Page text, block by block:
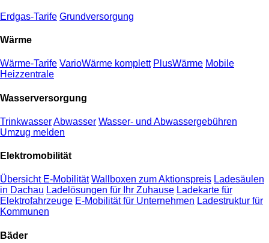
Erdgas-Tarife Grundversorgung
Wärme
Wärme-Tarife VarioWärme komplett PlusWärme Mobile
Heizzentrale
Wasserversorgung
TrinkwasserAbwasser Wasser- und Abwassergebühren
Umzug melden
Elektromobilität
Übersicht E-Mobilität Wallboxen zum Aktionspreis Ladesäulen
in Dachau Ladelösungen für Ihr Zuhause Ladekarte für
Elektrofahrzeuge E-Mobilität für Unternehmen Ladestruktur für
Kommunen
Bäder